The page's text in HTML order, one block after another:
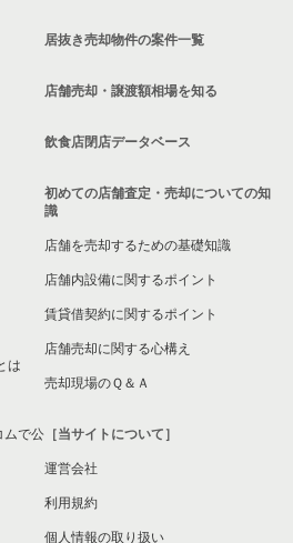
は
ムで公
居抜き売却物件の案件一覧
店舗売却・譲渡額相場を知る
飲食店閉店データベース
初めての店舗査定・売却についての知
識
店舗を売却するための基礎知識
店舗内設備に関するポイント
賃貸借契約に関するポイント
店舗売却に関する心構え
売却現場のＱ＆Ａ
［当サイトについて］
運営会社
利用規約
個人情報の取り扱い